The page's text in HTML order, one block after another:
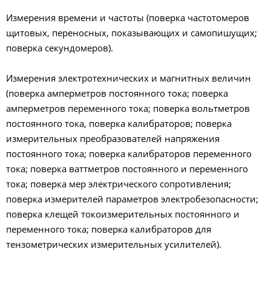
Измерения времени и частоты (поверка частотомеров
щитовых, переносных, показывающих и самопишущих;
поверка секундомеров).
Измерения электротехнических и магнитных величин
(поверка амперметров постоянного тока; поверка
амперметров переменного тока; поверка вольтметров
постоянного тока, поверка калибраторов; поверка
измерительных преобразователей напряжения
постоянного тока; поверка калибраторов переменного
тока; поверка ваттметров постоянного и переменного
тока; поверка мер электрического сопротивления;
поверка измерителей параметров электробезопасности;
поверка клещей токоизмерительных постоянного и
переменного тока; поверка калибраторов для
тензометрических измерительных усилителей).